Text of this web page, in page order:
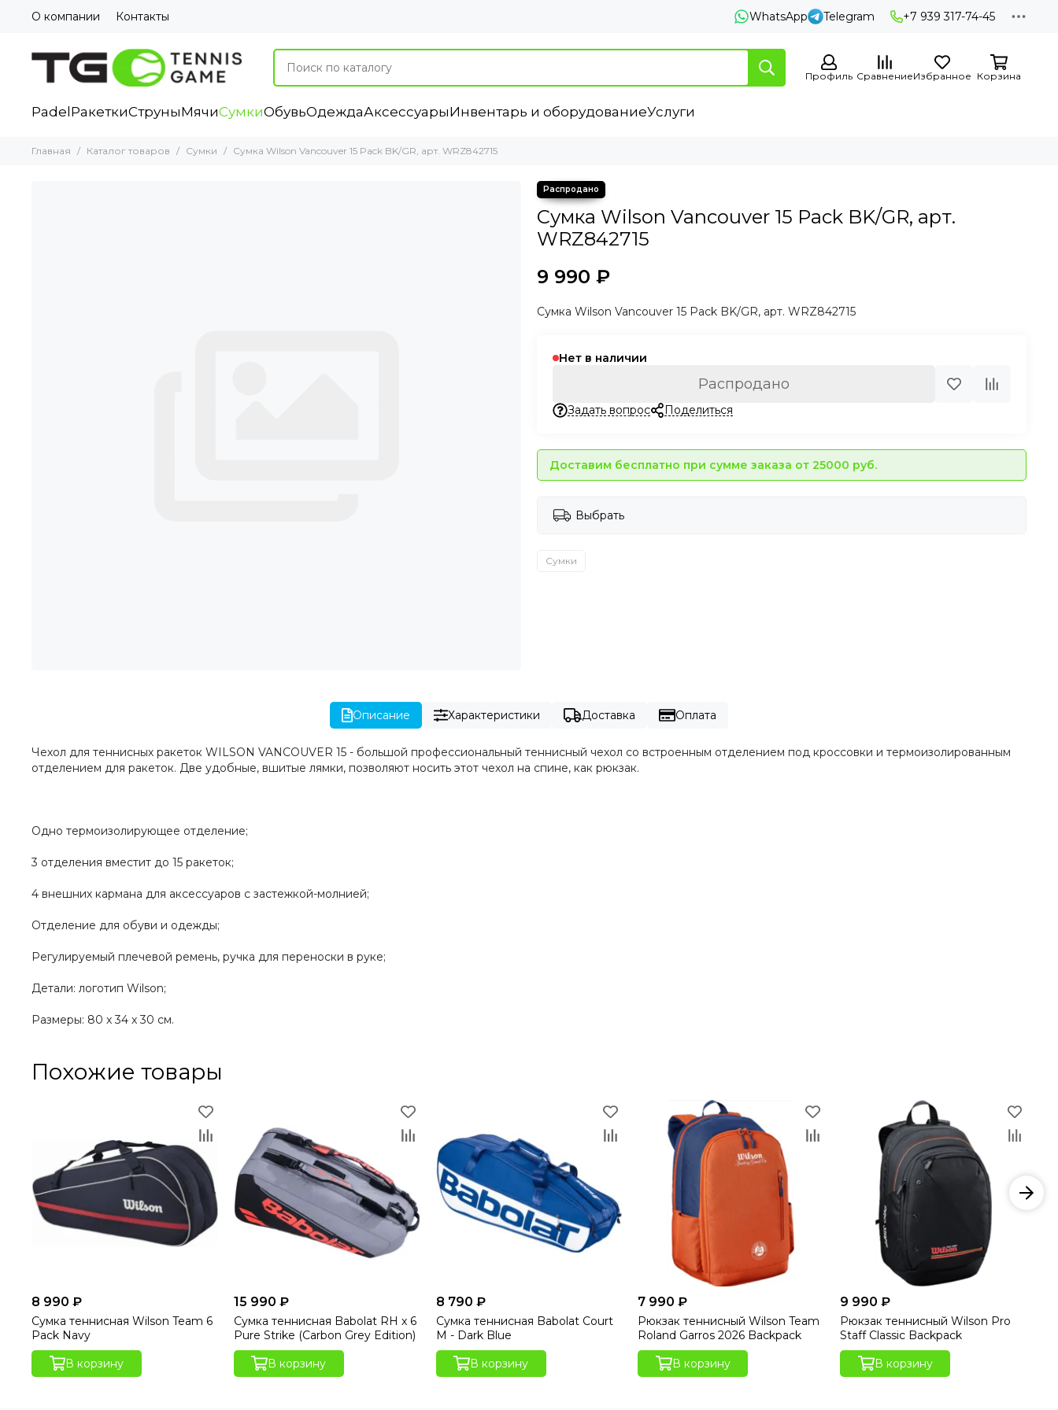
О компании Контакты WhatsApp Telegram +7 939 317-74-45
Профиль СравнениеИзбранное Корзина
Padel РакеткиСтруныМячиСумкиОбувьОдеждаАксессуарыИнвентарь и оборудованиеУслуги
Главная Каталог товаров Сумки Сумка Wilson Vancouver 15 Pack BK/GR, арт. WRZ842715
Сумка Wilson Vancouver 15 Pack BK/GR, арт.
WRZ842715
9 990 ₽
Сумка Wilson Vancouver 15 Pack BK/GR, арт. WRZ842715
Нет в наличии
Распродано
Задать вопрос Поделиться
Доставим бесплатно при сумме заказа от 25000 руб.
Выбрать
Сумки
Описание Характеристики Доставка Оплата
Чехол для теннисных ракеток WILSON VANCOUVER 15 - большой профессиональный теннисный чехол со встроенным отделением под кроссовки и термоизолированным
отделением для ракеток. Две удобные, вшитые лямки, позволяют носить этот чехол на спине, как рюкзак.
Одно термоизолирующее отделение;
3 отделения вместит до 15 ракеток;
4 внешних кармана для аксессуаров с застежкой-молнией;
Отделение для обуви и одежды;
Регулируемый плечевой ремень, ручка для переноски в руке;
Детали: логотип Wilson;
Размеры: 80 x 34 x 30 см.
Похожие товары
8 990 ₽
Сумка теннисная Wilson Team 6
Pack Navy
В корзину
15 990 ₽
Сумка теннисная Babolat RH x 6
Pure Strike (Carbon Grey Edition)
В корзину
8 790 ₽
Сумка теннисная Babolat Court
M - Dark Blue
В корзину
7 990 ₽
Рюкзак теннисный Wilson Team
Roland Garros 2026 Backpack
В корзину
9 990 ₽
Рюкзак теннисный Wilson Pro
Staff Classic Backpack
В корзину